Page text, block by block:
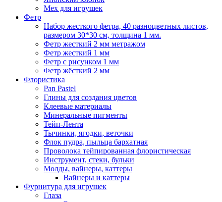
Мех для игрушек
Фетр
Набор жесткого фетра, 40 разноцветных листов,
размером 30*30 см, толщина 1 мм.
Фетр жесткий 2 мм метражом
Фетр жесткий 1 мм
Фетр с рисунком 1 мм
Фетр жёсткий 2 мм
Флористика
Pan Pastel
Глины для создания цветов
Клеевые материалы
Минеральные пигменты
Тейп-Лента
Тычинки, ягодки, веточки
Флок пудра, пыльца бархатная
Проволока тейпированная флористическая
Инструмент, стеки, бульки
Молды, вайнеры, каттеры
Вайнеры и каттеры
Фурнитура для игрушек
Глаза